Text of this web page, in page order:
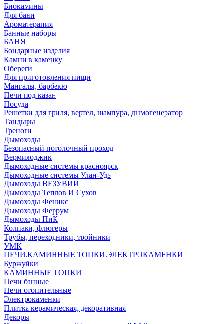
Биокамины
Для бани
Ароматерапия
Банные наборы
БАНЯ
Бондарные изделия
Камни в каменку
Обереги
Для приготовления пищи
Мангалы, барбекю
Печи под казан
Посуда
Решетки для гриля, вертел, шампура, дымогенератор
Тандыры
Треноги
Дымоходы
Безопасный потолочный проход
Вермилоджик
Дымоходные системы красноярск
Дымоходные системы Улан-Удэ
Дымоходы ВЕЗУВИЙ
Дымоходы Теплов И Сухов
Дымоходы Феникс
Дымоходы Феррум
Дымоходы ПиК
Колпаки, флюгеры
Трубы, переходники, тройники
УМК
ПЕЧИ.КАМИННЫЕ ТОПКИ.ЭЛЕКТРОКАМЕНКИ
Буржуйки
КАМИННЫЕ ТОПКИ
Печи банные
Печи отопительные
Электрокаменки
Плитка керамическая, декоративная
Декоры